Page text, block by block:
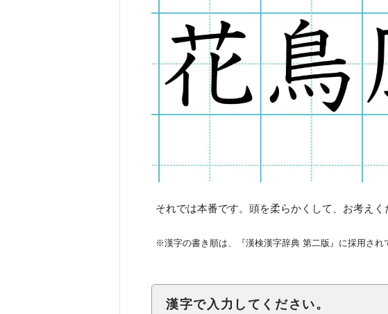
それでは本番です。頭を柔らかくして、お考えく
※漢字の書き順は、『漢検漢字辞典 第二版』に採用され
漢字で入力してください。